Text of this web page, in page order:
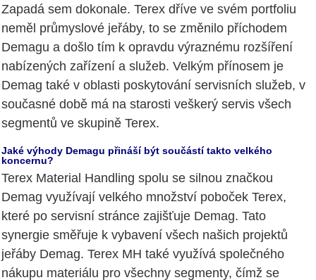
Zapadá sem dokonale. Terex dříve ve svém portfoliu
neměl průmyslové jeřáby, to se změnilo příchodem
Demagu a došlo tím k opravdu výraznému rozšíření
nabízených zařízení a služeb. Velkým přínosem je
Demag také v oblasti poskytování servisních služeb, v
současné době má na starosti veškerý servis všech
segmentů ve skupině Terex.
Jaké výhody Demagu přináší být součástí takto velkého
koncernu?
Terex Material Handling spolu se silnou značkou
Demag využívají velkého množství poboček Terex,
které po servisní stránce zajišťuje Demag. Tato
synergie směřuje k vybavení všech našich projektů
jeřáby Demag. Terex MH také využívá společného
nákupu materiálu pro všechny segmenty, čímž se